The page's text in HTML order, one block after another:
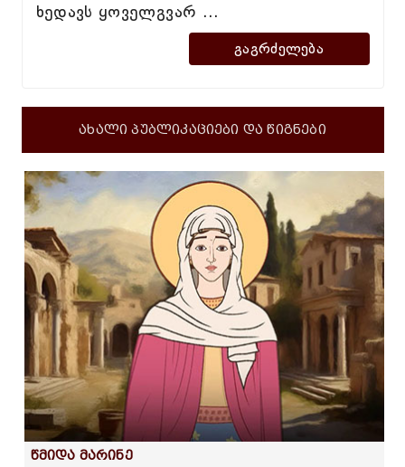
ხედავს ყოველგვარ ...
ᲒᲐᲒᲠᲫᲔᲚᲔᲑᲐ
ახალი პუბლიკაციები და წიგნები
წმიდა მარინე